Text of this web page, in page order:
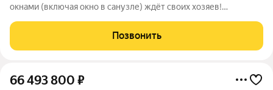
окнами (включая окно в санузле) ждёт своих хозяев!
света и воздуха; окно в санузле дополнительная вентиляция и
естественное освещение;
Позвонить
66 493 800 ₽